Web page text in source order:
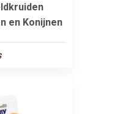
en Konijnen